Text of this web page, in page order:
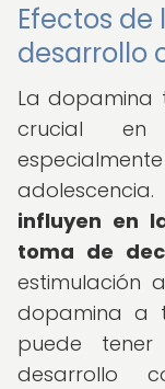
Efectos
desarrollo
La dopamina
crucial en
adolescencia.
influyen en
toma de
estimulación
dopamina a
puede
desarrollo